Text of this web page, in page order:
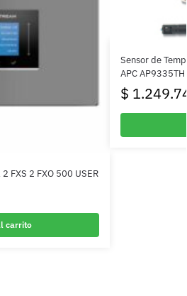
2 FXS 2 FXO 500 USER
carrito
Sensor de
APC AP9335TH
$